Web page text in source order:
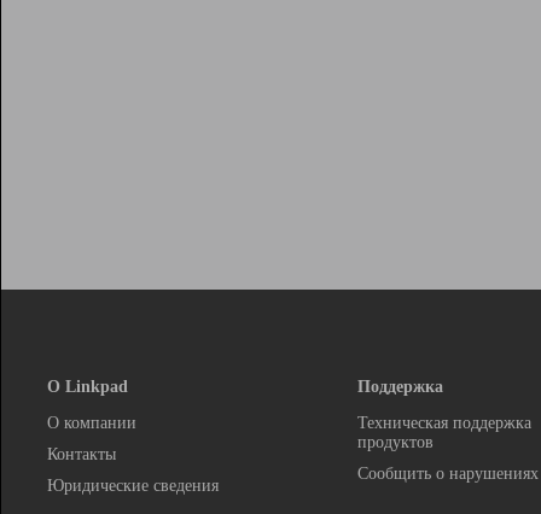
О Linkpad
О компании
Контакты
Юридические сведения
Поддержка
Техническая поддержка
продуктов
Сообщить о нарушениях